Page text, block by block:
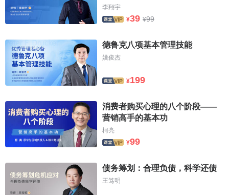
(一)指導思想和基本原則
場為導向，整體聯動，分戶核算，集約經營，保證安全的指
導思想。同時，應堅持以下四個主要原則：一是先進性。要
發揮新技術的優勢，利用電腦和網路通訊等現代化手段，不
僅快速、準確地處理現有業務交易和信息服務的所有內容，
的轉帳和查詢業務。二是便利性。一方面，要與現有業務體
系並軌運行，處理好與現有業務的關係，為銀行零售業務
整體發展提供支持和促進，以適應不同客戶群體的多樣化需
求；另一方面，利用電子技術，簡化
作，減少櫃臺人員的操作環節，提高
性。設計個人基本帳戶，一定要具備良好的擴充能力，要能
為未來的發展留有足夠的空間和介面。四是安全性。設計個
李翔宇
¥39 ¥99
德鲁克八项基本管理技能
姚俊杰
¥199
消费者购买心理的八个阶段——
营销高手的基本功
柯亮
¥99
债务筹划：合理负债，科学还债
王笃明